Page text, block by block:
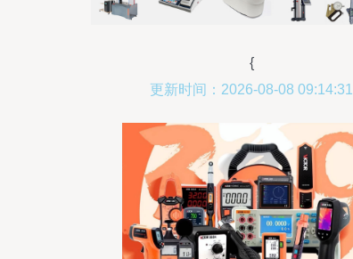
{
更新时间：2026-08-08 09:14:31